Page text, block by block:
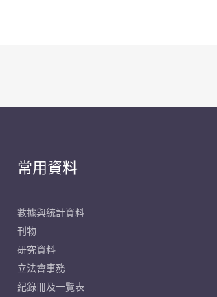
常用資料
數據與統計資料
刊物
研究資料
立法會事務
紀錄冊及一覽表